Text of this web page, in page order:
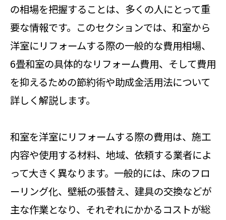
の相場を把握することは、多くの人にとって重
要な情報です。このセクションでは、和室から
洋室にリフォームする際の一般的な費用相場、
6畳和室の具体的なリフォーム費用、そして費用
を抑えるための節約術や助成金活用法について
詳しく解説します。
和室を洋室にリフォームする際の費用は、施工
内容や使用する材料、地域、依頼する業者によ
って大きく異なります。一般的には、床のフロ
ーリング化、壁紙の張替え、建具の交換などが
主な作業となり、それぞれにかかるコストが総